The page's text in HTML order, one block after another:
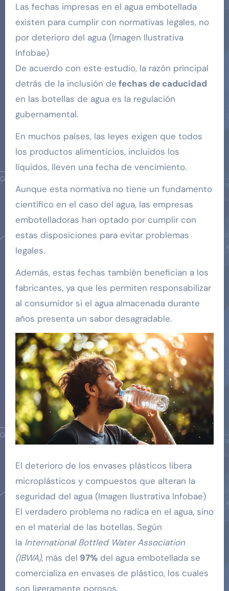
Las fechas impresas en el agua embotellada
existen para cumplir con normativas legales, no
por deterioro del agua (Imagen Ilustrativa
Infobae)
De acuerdo con este estudio, la razón principal
detrás de la inclusión de fechas de caducidad
en las botellas de agua es la regulación
gubernamental.
En muchos países, las leyes exigen que todos
los productos alimenticios, incluidos los
líquidos, lleven una fecha de vencimiento.
Aunque esta normativa no tiene un fundamento
científico en el caso del agua, las empresas
embotelladoras han optado por cumplir con
estas disposiciones para evitar problemas
legales.
Además, estas fechas también benefician a los
fabricantes, ya que les permiten responsabilizar
al consumidor si el agua almacenada durante
años presenta un sabor desagradable.
El deterioro de los envases plásticos libera
microplásticos y compuestos que alteran la
seguridad del agua (Imagen Ilustrativa Infobae)
El verdadero problema no radica en el agua, sino
en el material de las botellas. Según
la International Bottled Water Association
(IBWA), más del 97%del agua embotellada se
comercializa en envases de plástico, los cuales
son ligeramente porosos.